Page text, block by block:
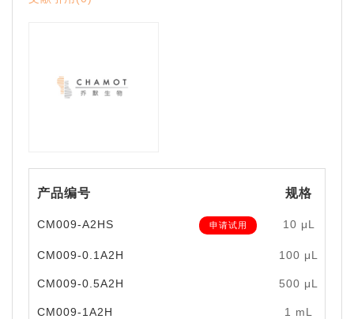
产品编号 规格
CM009-A2HS 申请试用 10 μL
CM009-0.1A2H 100 μL
CM009-0.5A2H 500 μL
CM009-1A2H 1 mL